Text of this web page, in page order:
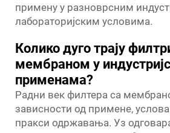
примену у разноврсним
лабораторијским условима.
Колико дуго трају
мембраном у
применама?
Радни век филтера са
зависности од примене,
пракси одржавања. Уз